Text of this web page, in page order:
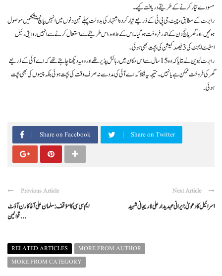
مسودے تیار کرنے کے طریقے دریافت کیے۔
رابرٹ کے مطابق، چیٹ جی پی ٹی کے ذریعے تیار کردہ اشتہار کی بدولت پہلے تین دنوں میں انہیں پانچ پیشکشیں موصول
ہوئیں، اور گھر پانچ دن کے اندر فروخت ہوگیا۔ اس کے علاوہ، اس طریقے سے استعمال کرنے سے انہیں روایتی رئیل
اسٹیٹ ایجنٹ کی 3 فیصد کمیشن کی بچت بھی ہوئی۔
رابرٹ لیوین نے بتایا کہ وہ 15 سال سے اس مکان میں رہائش پذیر تھے اور وہ یہ دیکھنا چاہتے تھے کہ اے آئی کے ذریعے
گھر کی فروخت ممکن ہے یا نہیں۔ نتیجہ یہ نکلا کہ اے آئی کی مدد سے نہ صرف وقت کی بچت ہوئی بلکہ پیسوں کی بھی بچت
ہوئی۔
Share on Facebook Share on Twitter
Previous Article
ایم سی سی کا مؤقف: سلمان علی آغا کا رن آؤٹ
قوانین ...
Next Article
اسرائیل کا دعویٰ: ایرانی عہدیدار علی لاریجانی شہید
RELATED ARTICLES
MORE FROM AUTHOR
MORE FROM CATEGORY